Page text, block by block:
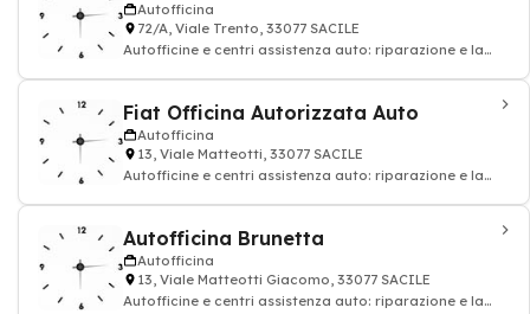
Autofficina
72/A, Viale Trento, 33077 SACILE
Autofficine e centri assistenza auto: riparazione e la
Fiat Officina Autorizzata Auto
Autofficina
13, Viale Matteotti, 33077 SACILE
Autofficine e centri assistenza auto: riparazione e la
Autofficina Brunetta
Autofficina
13, Viale Matteotti Giacomo, 33077 SACILE
Autofficine e centri assistenza auto: riparazione e la